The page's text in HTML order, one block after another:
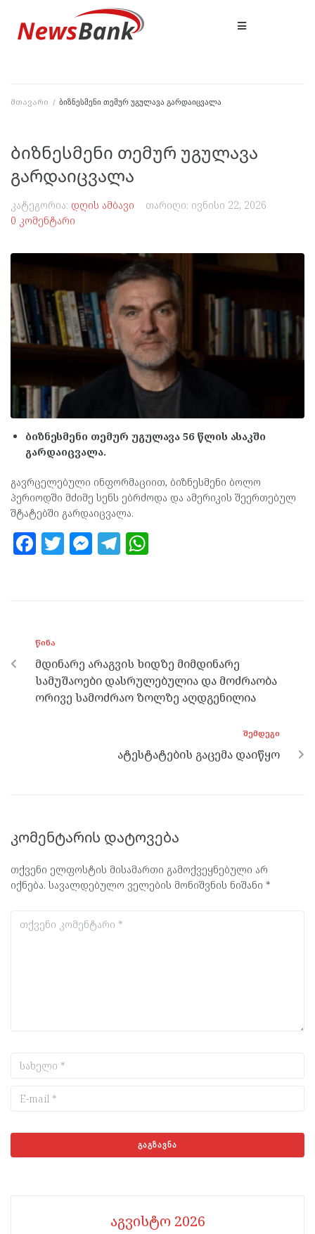
მთავარი / ბიზნესმენი თემურ უგულავა გარდაიცვალა
ბიზნესმენი თემურ უგულავა
გარდაიცვალა
კატეგორია: დღის ამბავი თარიღი: ივნისი 22, 2026
0 კომენტარი
ბიზნესმენი თემურ უგულავა 56 წლის ასაკში
გარდაიცვალა.
გავრცელებული ინფორმაციით, ბიზნესმენი ბოლო
პერიოდში მძიმე სენს ებრძოდა და ამერიკის შეერთებულ
შტატებში გარდაიცვალა.
F
o
o
k
T M
er
T
m p
p
ᲬᲘᲜᲐ
მდინარე არაგვის ხიდზე მიმდინარე
სამუშაოები დასრულებულია და მოძრაობა
ორივე სამოძრაო ზოლზე აღდგენილია
ᲨᲔᲛᲓᲔᲒᲘ
ატესტატების გაცემა დაიწყო
კომენტარის დატოვება
თქვენი ელფოსტის მისამართი გამოქვეყნებული არ
იქნება. სავალდებულო ველების მონიშვნის ნიშანი *
აგვისტო 2026